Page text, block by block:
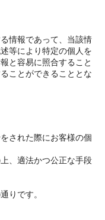
情報であって、当該情
等により特定の個人を
と容易に照合すること
ことができることとな
された際にお客様の個
、適法かつ公正な手段
りです。